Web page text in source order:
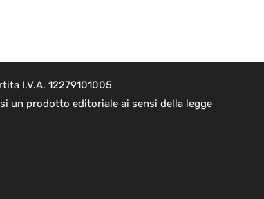
I.V.A. 12279101005
un prodotto editoriale ai sensi della legge